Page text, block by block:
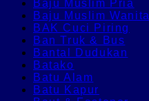
Baju Muslim Pria
Baju Muslim Wanita
BAK Cuci Piring
Ban Truk & Bus
Bantal Dudukan
Batako
Batu Alam
Batu Kapur